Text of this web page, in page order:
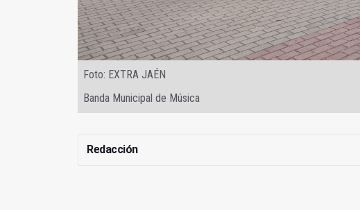
Foto: EXTRA JAÉN
Banda Municipal de Música
Redacción